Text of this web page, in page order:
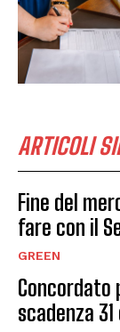
ARTICOLI
Fine del
fare con il
GREEN
Concordato
scadenza